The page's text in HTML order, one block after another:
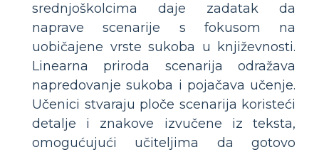
srednjoškolcima daje zadatak da
naprave scenarije s fokusom na
uobičajene vrste sukoba u književnosti.
Linearna priroda scenarija odražava
napredovanje sukoba i pojačava učenje.
Učenici stvaraju ploče scenarija koristeći
detalje i znakove izvučene iz teksta,
omogućujući učiteljima da gotovo